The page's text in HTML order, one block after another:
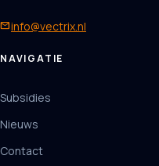
mailinfo@vectrix.nl
NAVIGATIE
Subsidies
Nieuws
Contact